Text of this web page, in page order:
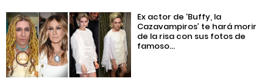
Ex actor de ‘Buffy, la
Cazavampiros’ te hará morir
de la risa con sus fotos de
famoso...